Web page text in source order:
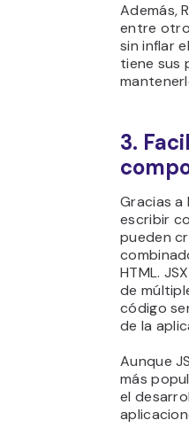
Además,
entre
sin inflar
tiene sus
3.
Gracias a
escribir
pueden
HTML.
de
código
de la
Aunque
más
el